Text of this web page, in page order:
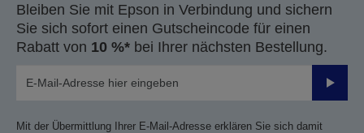
Bleiben Sie mit Epson in Verbindung und sichern
Sie sich sofort einen Gutscheincode für einen
Rabatt von 10 %* bei Ihrer nächsten Bestellung.
Mit der Übermittlung Ihrer E-Mail-Adresse erklären Sie sich damit